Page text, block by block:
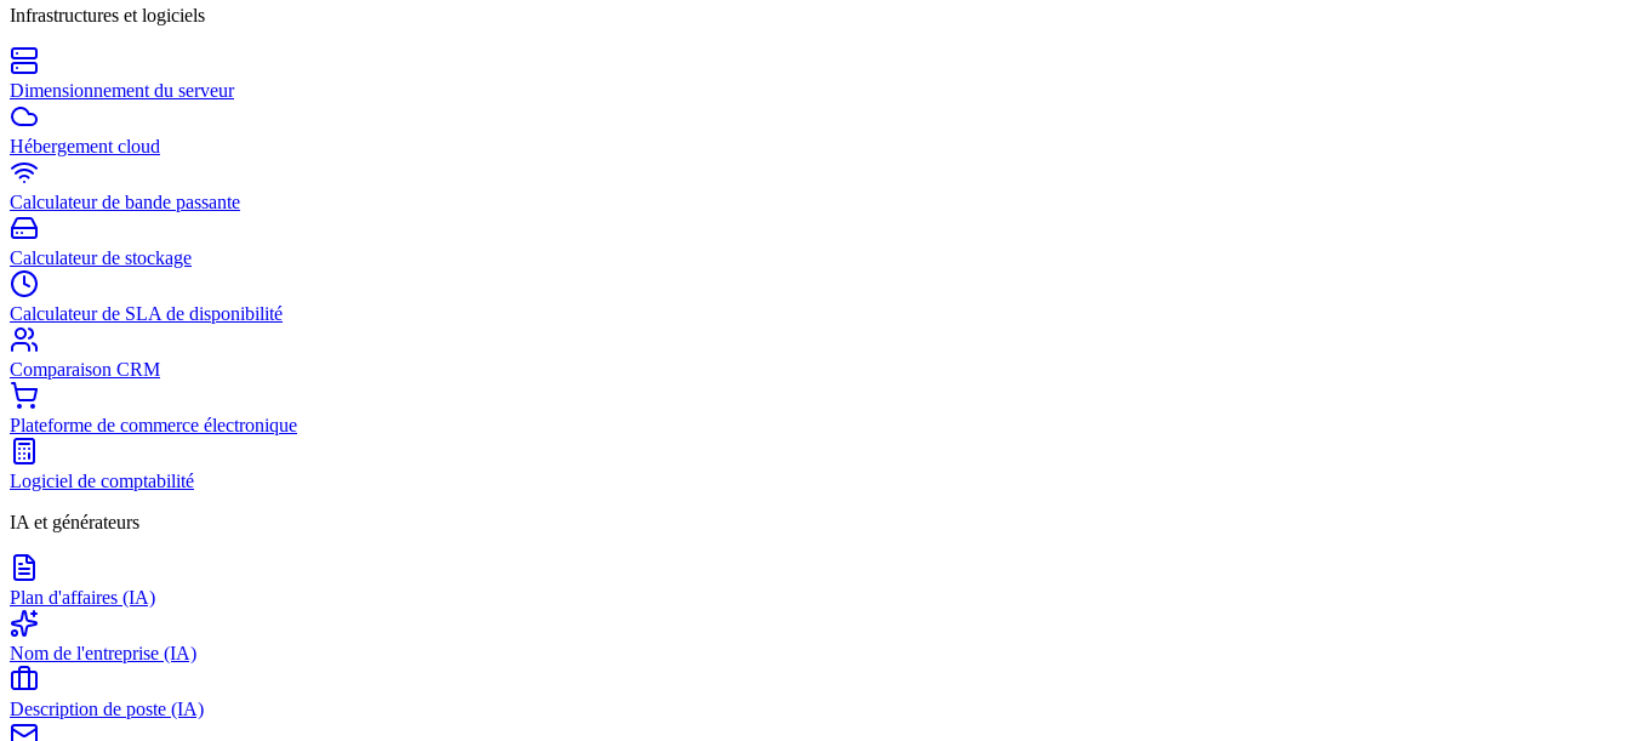
Infrastructures et logiciels
Dimensionnement du serveur
Hébergement cloud
Calculateur de bande passante
Calculateur de stockage
Calculateur de SLA de disponibilité
Comparaison CRM
Plateforme de commerce électronique
Logiciel de comptabilité
IA et générateurs
Plan d'affaires (IA)
Nom de l'entreprise (IA)
Description de poste (IA)